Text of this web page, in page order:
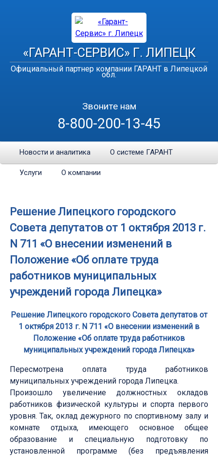
«ГАРАНТ-СЕРВИС» Г. ЛИПЕЦК
Официальный партнер компании ГАРАНТ в Липецкой
обл.
Звоните нам
8-800-200-13-45
Новости и аналитика О системе ГАРАНТ
Услуги О компании
Решение Липецкого городского
Совета депутатов от 1 октября 2013 г.
N 711 «О внесении изменений в
Положение «Об оплате труда
работников муниципальных
учреждений города Липецка»
Решение Липецкого городского Совета депутатов от
1 октября 2013 г. N 711 «О внесении изменений в
Положение «Об оплате труда работников
муниципальных учреждений города Липецка»
Пересмотрена оплата труда работников
муниципальных учреждений города Липецка.
Произошло увеличение должностных окладов
работников физической культуры и спорта первого
уровня. Так, оклад дежурного по спортивному залу и
комнате отдыха, имеющего основное общее
образование и специальную подготовку по
установленной программе (без предъявления